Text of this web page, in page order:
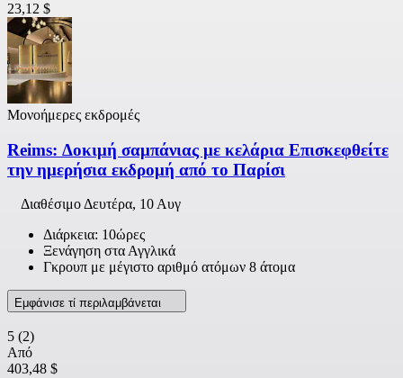
23,12 $
Μονοήμερες εκδρομές
Reims: Δοκιμή σαμπάνιας με κελάρια Επισκεφθείτε
την ημερήσια εκδρομή από το Παρίσι
ΔιαθέσιμοΔευτέρα, 10 Αυγ
Διάρκεια: 10ώρες
Ξενάγηση στα Αγγλικά
Γκρουπ με μέγιστο αριθμό ατόμων 8 άτομα
Εμφάνισε τί περιλαμβάνεται
5 (2)
Από
403,48 $